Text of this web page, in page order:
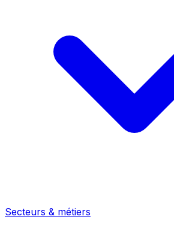
Secteurs & métiers